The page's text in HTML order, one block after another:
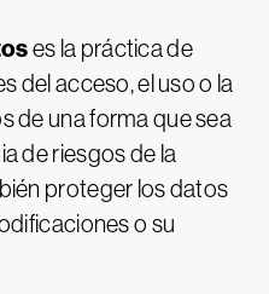
es la práctica de
del acceso, el uso o la
de una forma que sea
de riesgos de la
proteger los datos
o su